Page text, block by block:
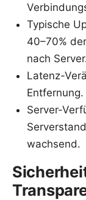
Typische
40–70%
nach
Latenz-
Entfernung.
Server-
wachsend.